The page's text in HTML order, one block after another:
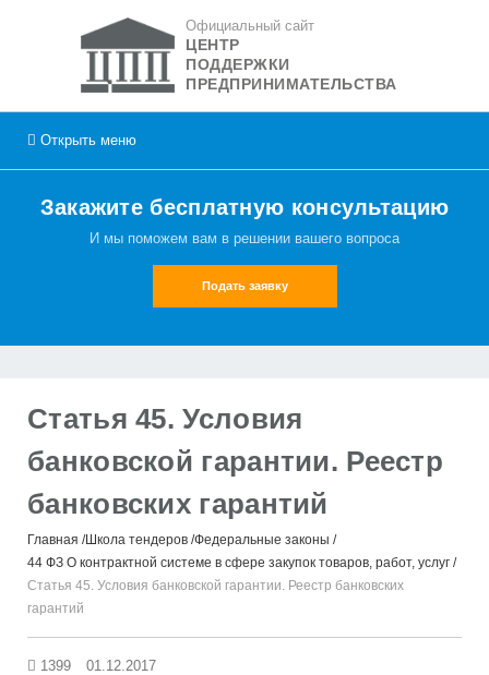
Официальный сайт
ЦЕНТР
ПОДДЕРЖКИ
ПРЕДПРИНИМАТЕЛЬСТВА
Открыть меню
Закажите бесплатную консультацию
И мы поможем вам в решении вашего вопроса
Подать заявку
Статья 45. Условия
банковской гарантии. Реестр
банковских гарантий
Главная Школа тендеров Федеральные законы
44 ФЗ О контрактной системе в сфере закупок товаров, работ, услуг
Статья 45. Условия банковской гарантии. Реестр банковских
гарантий
1399 01.12.2017